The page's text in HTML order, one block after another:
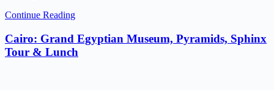
Continue Reading
Cairo: Grand Egyptian Museum, Pyramids, Sphinx
Tour & Lunch